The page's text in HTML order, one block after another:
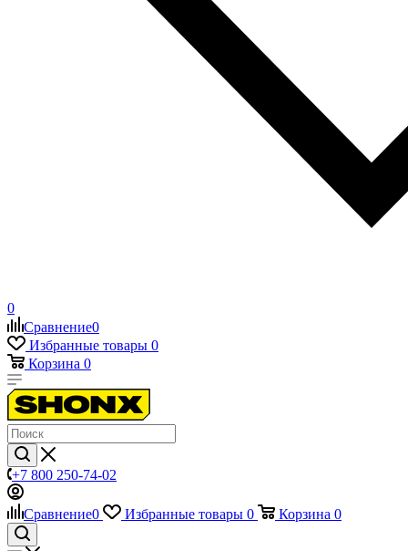
0
Сравнение0
Избранные товары 0
Корзина 0
+7 800 250-74-02
Сравнение0 Избранные товары 0 Корзина 0